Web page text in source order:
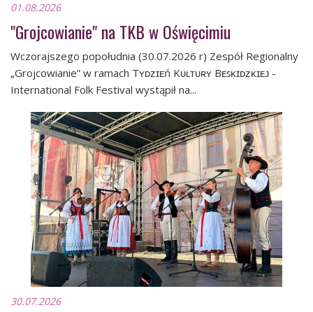
01.08.2026
"Grojcowianie" na TKB w Oświęcimiu
Wczorajszego popołudnia (30.07.2026 r) Zespół Regionalny
„Grojcowianie” w ramach Tʏᴅᴢɪᴇń Kᴜʟᴛᴜʀʏ Bᴇꜱᴋɪᴅᴢᴋɪᴇᴊ -
International Folk Festival wystąpił na...
30.07.2026